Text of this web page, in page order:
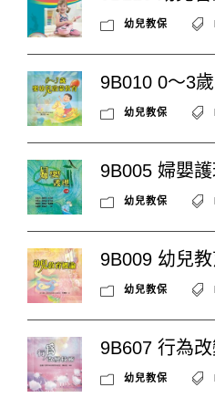
幼兒教保
9B010 0～3
幼兒教保
9B005 婦嬰
幼兒教保
9B009 幼兒
幼兒教保
9B607 行為
幼兒教保